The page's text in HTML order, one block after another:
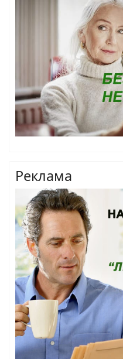
Реклама